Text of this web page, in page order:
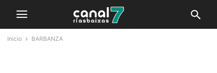
Inicio BARBANZA